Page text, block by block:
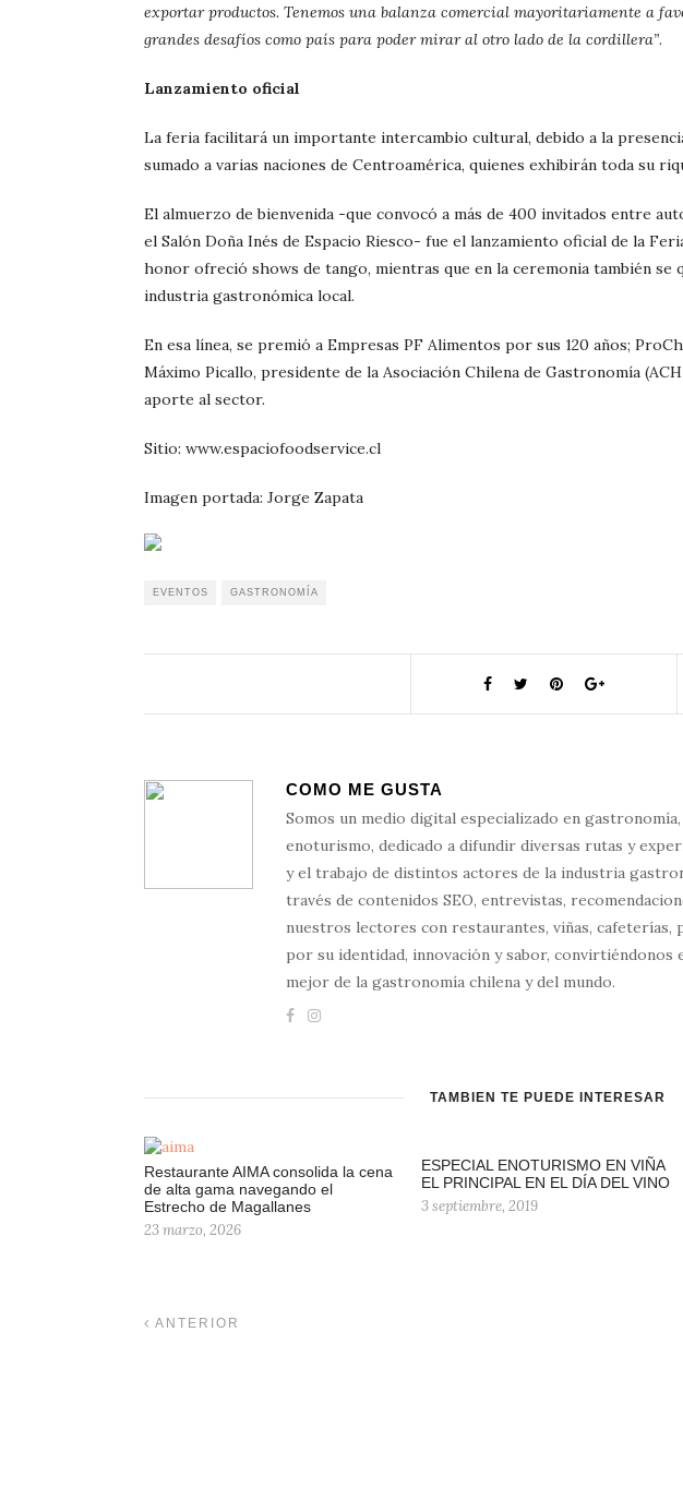
exportar productos. Tenemos una balanza comercial mayoritariamente a
grandes desafíos como país para poder mirar al otro lado de la cordillera”.
Lanzamiento oficial
La feria facilitará un importante intercambio cultural, debido a la
sumado a varias naciones de Centroamérica, quienes exhibirán toda su
El almuerzo de bienvenida -que convocó a más de 400 invitados entre
el Salón Doña Inés de Espacio Riesco- fue el lanzamiento oficial de la
honor ofreció shows de tango, mientras que en la ceremonia también
industria gastronómica local.
En esa línea, se premió a Empresas PF Alimentos por sus 120 años;
Máximo Picallo, presidente de la Asociación Chilena de Gastronomía
aporte al sector.
Sitio: www.espaciofoodservice.cl
Imagen portada: Jorge Zapata
EVENTOS GASTRONOMÍA
COMO ME GUSTA
Somos un medio digital especializado en
enoturismo, dedicado a difundir diversas rutas y
y el trabajo de distintos actores de la industria
través de contenidos SEO, entrevistas,
nuestros lectores con restaurantes, viñas, cafeterías,
por su identidad, innovación y sabor, convirtiéndonos
mejor de la gastronomía chilena y del mundo.
TAMBIÉN TE PUEDE INTERESAR
Restaurante AIMA consolida la cena
de alta gama navegando el
Estrecho de Magallanes
23 marzo, 2026
ESPECIAL ENOTURISMO EN VIÑA
EL PRINCIPAL EN EL DÍA DEL VINO
3 septiembre, 2019
ANTERIOR